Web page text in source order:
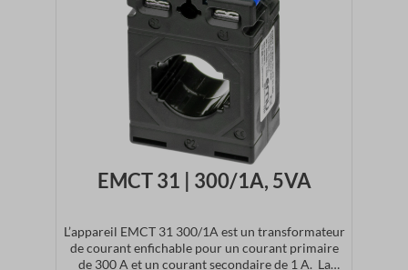
EMCT 31 | 300/1A, 5VA
L’appareil EMCT 31 300/1A est un transformateur
de courant enfichable pour un courant primaire
de 300 A et un courant secondaire de 1 A. La